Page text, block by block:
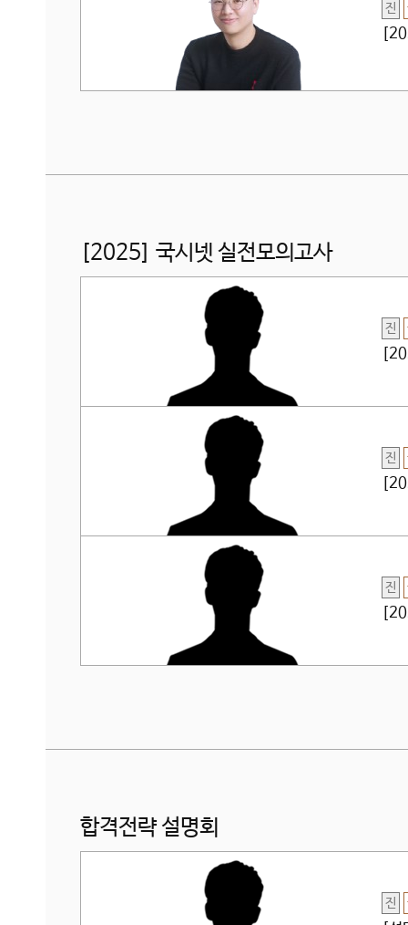
진
[2025] 국시넷 실전모의고사
진
진
진
합격전략 설명회
진